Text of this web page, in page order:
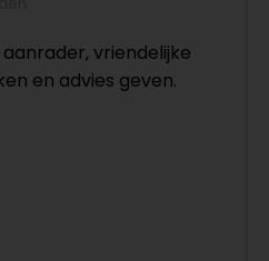
vriendelijke
en advies geven.